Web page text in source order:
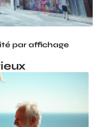
par affichage